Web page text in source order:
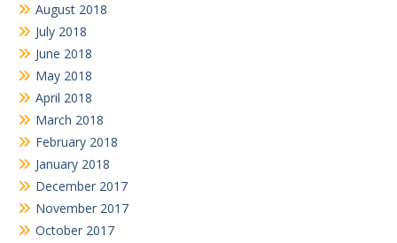
August 2018
July 2018
June 2018
May 2018
April 2018
March 2018
February 2018
January 2018
December 2017
November 2017
October 2017